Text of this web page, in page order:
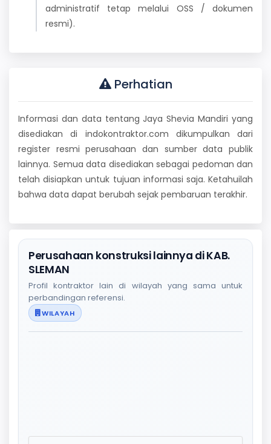
administratif tetap melalui OSS / dokumen
resmi).
Perhatian
Informasi dan data tentang Jaya Shevia Mandiri yang
disediakan di indokontraktor.com dikumpulkan dari
register resmi perusahaan dan sumber data publik
lainnya. Semua data disediakan sebagai pedoman dan
telah disiapkan untuk tujuan informasi saja. Ketahuilah
bahwa data dapat berubah sejak pembaruan terakhir.
Perusahaan konstruksi lainnya di KAB.
SLEMAN
Profil kontraktor lain di wilayah yang sama untuk
perbandingan referensi.
WILAYAH